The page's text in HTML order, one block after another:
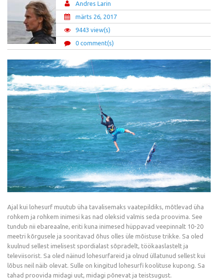
Andres Larin
märts 26, 2017
9443 view(s)
0 comment(s)
Ajal kui lohesurf muutub üha tavalisemaks vaatepildiks, mõtlevad üha
rohkem ja rohkem inimesi kas nad oleksid valmis seda proovima. See
tundub nii ebareaalne, eriti kuna inimesed hüppavad veepinnalt 10-20
meetri kõrgusele ja sooritavad õhus olles üle mõistuse trikke. Sa oled
kuulnud sellest imelisest spordialast sõpradelt, töökaaslastelt ja
televiisorist. Sa oled näinud lohesurfareid ja olnud üllatunud sellest kui
lõbus neil näib olevat. Sulle on kingitud lohesurfi koolituse kupong. Sa
tahad proovida midagi uut, midagi põnevat ja teistsugust.